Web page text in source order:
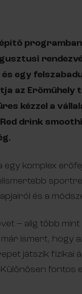
egy
az
kézzel a
drink
komplex
és a
– alig több
ismert, hogy
játszik fizikai